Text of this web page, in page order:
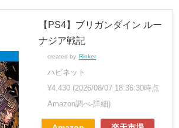
【PS4】ブリガンダイン ルー
ナジア戦記
created by Rinker
ハピネット
¥4,430 (2026/08/07 18:36:30時点
Amazon調べ-詳細)